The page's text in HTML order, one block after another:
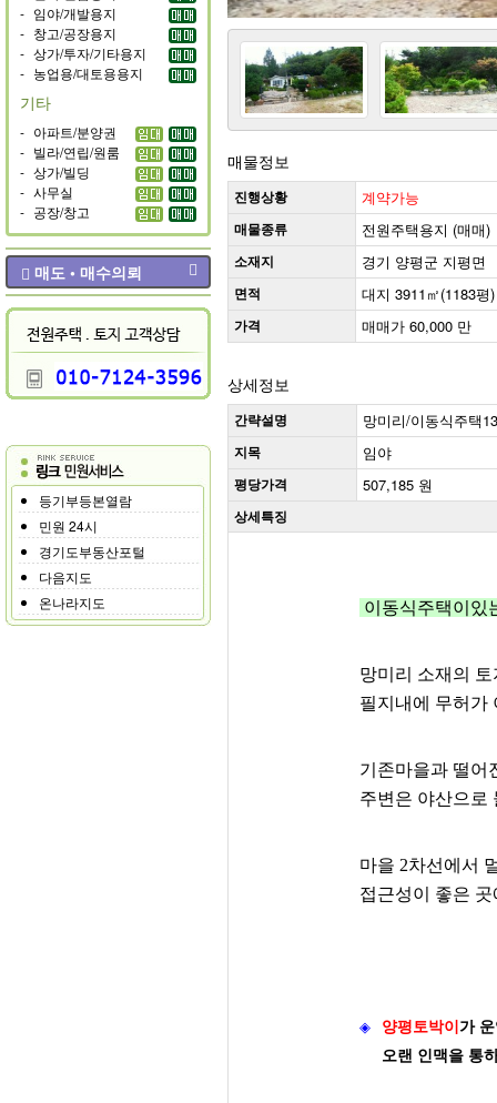
- 임야/개발용지
- 창고/공장용지
- 상가/투자/기타용지
- 농업용/대토용용지
기타
- 아파트/분양권
- 빌라/연립/원룸
- 상가/빌딩
- 사무실
- 공장/창고
매도 • 매수의뢰
등기부등본열람
민원 24시
경기도부동산포털
다음지도
온나라지도
매물정보
진행상황 계약가능
매물종류 전원주택용지 (매매)
소재지 경기 양평군 지평면
면적 대지 3911㎡(1183평)
가격 매매가 60,000 만
상세정보
간략설명 망미리/이동식주택
지목 임야
평당가격 507,185 원
상세특징
이동식주택이있
망미리 소재의 토
필지내에 무허가
기존마을과 떨어
주변은 야산으로
마을 2차선에서
접근성이 좋은
◈ 양평토박이 가
오랜 인맥을 통